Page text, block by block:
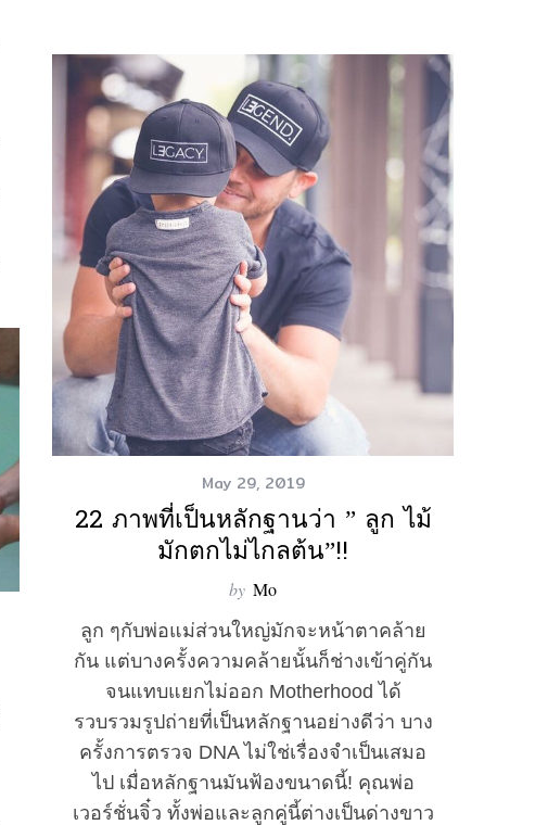
May 29, 2019
22 ภาพที่เป็นหลักฐานว่า ” ลูก ไม้
มักตกไม่ไกลต้น”!!
by Mo
ลูก ๆกับพ่อแม่ส่วนใหญ่มักจะหน้าตาคล้าย
กัน แต่บางครั้งความคล้ายนั้นก็ช่างเข้าคู่กัน
จนแทบแยกไม่ออก Motherhood ได้
รวบรวมรูปถ่ายที่เป็นหลักฐานอย่างดีว่า บาง
ครั้งการตรวจ DNA ไม่ใช่เรื่องจำเป็นเสมอ
ไป เมื่อหลักฐานมันฟ้องขนาดนี้! คุณพ่อ
เวอร์ชั่นจิ๋ว ทั้งพ่อและลูกคู่นี้ต่างเป็นด่างขาว